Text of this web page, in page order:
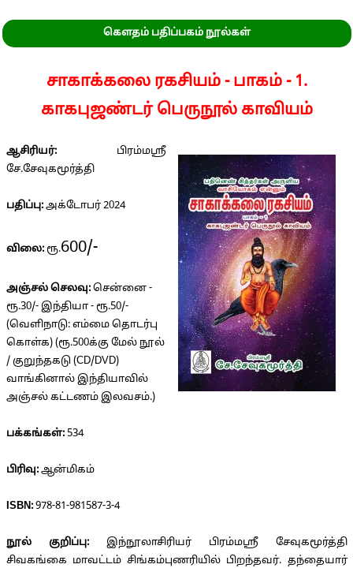
கௌதம் பதிப்பகம் நூல்கள்
சாகாக்கலை ரகசியம் - பாகம் - 1.
காகபுஜண்டர் பெருநூல் காவியம்
ஆசிரியர்:பிரம்மஸ்ரீ
சே.சேவுகமூர்த்தி
பதிப்பு:அக்டோபர் 2024
விலை:ரூ.600/-
அஞ்சல் செலவு:சென்னை -
ரூ.30/- இந்தியா - ரூ.50/-
(வெளிநாடு: எம்மை தொடர்பு
கொள்க) (ரூ.500க்கு மேல் நூல்
/ குறுந்தகடு (CD/DVD)
வாங்கினால் இந்தியாவில்
அஞ்சல் கட்டணம் இலவசம்.)
பக்கங்கள்:534
பிரிவு:ஆன்மிகம்
ISBN:978-81-981587-3-4
நூல் குறிப்பு:இந்நூலாசிரியர் பிரம்மஸ்ரீ சேவுகமூர்த்தி
சிவகங்கை மாவட்டம் சிங்கம்புணரியில் பிறந்தவர். தந்தையார்